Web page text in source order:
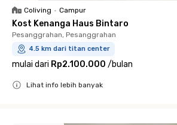
Coliving • Campur
Kost Kenanga Haus Bintaro
Pesanggrahan, Pesanggrahan
4.5 km dari titan center
mulai dari Rp2.100.000 /bulan
Lihat info lebih banyak